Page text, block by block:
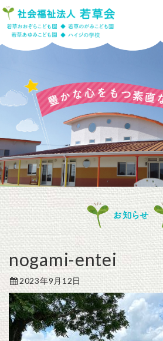
お知らせ
nogami-entei
2023年9月12日